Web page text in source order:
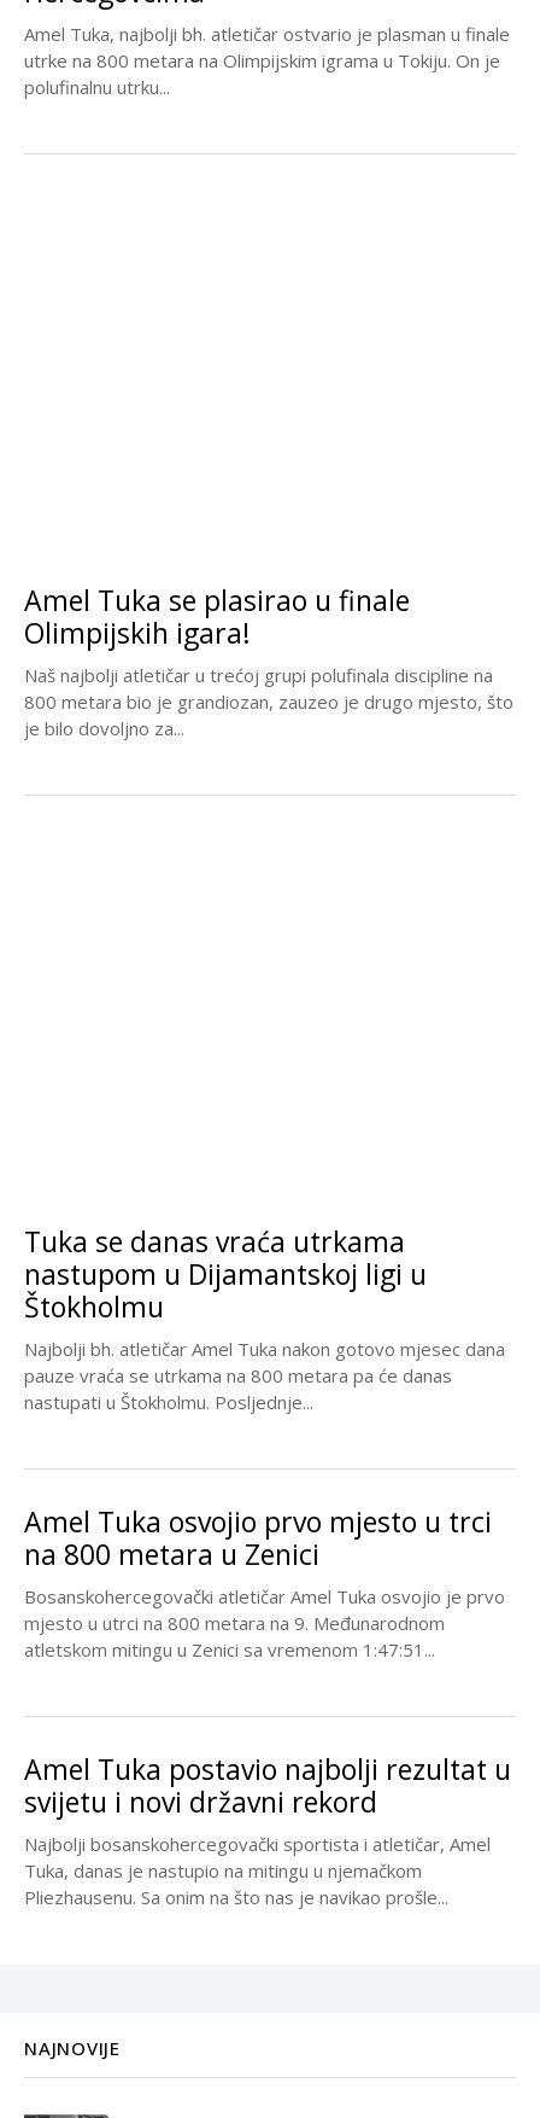
Amel Tuka, najbolji bh. atletičar ostvario je plasman u finale
utrke na 800 metara na Olimpijskim igrama u Tokiju. On je
polufinalnu utrku...
Amel Tuka se plasirao u finale
Olimpijskih igara!
Naš najbolji atletičar u trećoj grupi polufinala discipline na
800 metara bio je grandiozan, zauzeo je drugo mjesto, što
je bilo dovoljno za...
Tuka se danas vraća utrkama
nastupom u Dijamantskoj ligi u
Štokholmu
Najbolji bh. atletičar Amel Tuka nakon gotovo mjesec dana
pauze vraća se utrkama na 800 metara pa će danas
nastupati u Štokholmu. Posljednje...
Amel Tuka osvojio prvo mjesto u trci
na 800 metara u Zenici
Bosanskohercegovački atletičar Amel Tuka osvojio je prvo
mjesto u utrci na 800 metara na 9. Međunarodnom
atletskom mitingu u Zenici sa vremenom 1:47:51...
Amel Tuka postavio najbolji rezultat u
svijetu i novi državni rekord
Najbolji bosanskohercegovački sportista i atletičar, Amel
Tuka, danas je nastupio na mitingu u njemačkom
Pliezhausenu. Sa onim na što nas je navikao prošle...
NAJNOVIJE